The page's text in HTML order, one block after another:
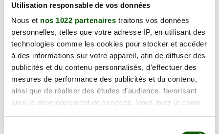
Utilisation responsable de vos données
Nous et nos 1022 partenaires traitons vos données
personnelles, telles que votre adresse IP, en utilisant des
technologies comme les cookies pour stocker et accéder
à des informations sur votre appareil, afin de diffuser des
publicités et du contenu personnalisés, d'effectuer des
mesures de performance des publicités et du contenu,
ainsi que de réaliser des études d’audience, favorisant
ainsi le développement de services. Vous avez le choix
Vendredi 28 Août 2026
127.00€
pris connaissance.
Réserver maintenant